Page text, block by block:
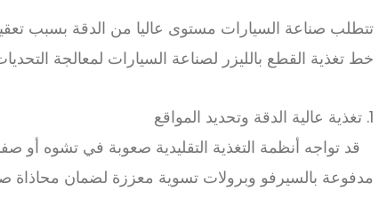
تتطلب صناعة السيارات مستوى عاليا من الدقة بسبب تعقيد
خط تغذية القطع بالليزر لصناعة السيارات لمعالجة
1. تغذية عالية الدقة وتحديد المواقع
قد تواجه أنظمة التغذية التقليدية صعوبة في تشوه أو
مدفوعة بالسيرفو وبرولات تسوية معززة لضمان محاذاة